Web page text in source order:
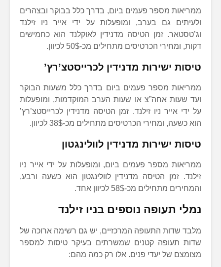
ממריאות מספר פעמים ביום, בדרך כלל בבוקר ובצהרים
ולעיתים גם בערב, ומופעלות על ידי אייר ניו זילנד
וג’טסטאר. זמן הטיסה מדנידין לאוקלנד הוא כחמישים
דקות, ומחירי הכרטיסים מתחילים מכ-50$ לכיוון.
טיסות ישירות מדנידין לכרייסטצ’רץ’
ממריאות מספר פעמים ביום בדרך כלל משעות הבוקר
ועד שעות אחה”צ או שעות הערב המוקדמות, ומופעלות
על ידי אייר ניו זילנד. זמן הטיסה מדנידין לכרייסטצ’רץ’
הוא כשעה, ומחירי הכרטיסים מתחילים מכ-38$ לכיוון.
טיסות ישירות מדנידין לוולינגטון
ממריאות מספר פעמים ביום, ומופעלות על ידי אייר ניו
זילנד. זמן הטיסה מדנידין לוולינגטון הוא כשעה ורבע,
והמחירים מתחילים מכ-58$ לכיוון אחד.
נמלי תעופה נוספים בניו זילנד
מלבד שדות התעופה המרכזיים, יש גם רשימה ארוכה של
שדות תעופה קטנים שמשרתים בעיקר טיסות למספר
מצומצם של יעדי פנים. אלו רק כמה מהם: